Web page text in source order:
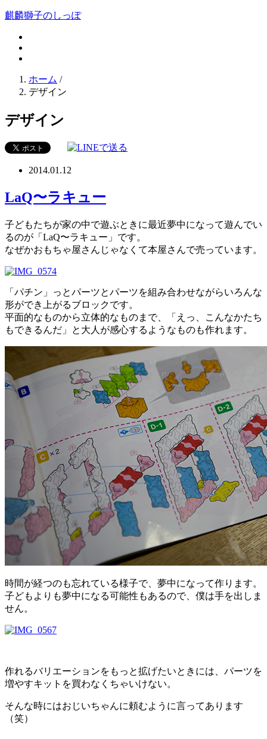
麒麟獅子のしっぽ
ホーム /
デザイン
デザイン
2014.01.12
LaQ〜ラキュー
子どもたちが家の中で遊ぶときに最近夢中になって遊んでい
るのが「LaQ〜ラキュー」です。
なぜかおもちゃ屋さんじゃなくて本屋さんで売っています。
「パチン」っとパーツとパーツを組み合わせながらいろんな
形ができ上がるブロックです。
平面的なものから立体的なものまで、「えっ、こんなかたち
もできるんだ」と大人が感心するようなものも作れます。
時間が経つのも忘れている様子で、夢中になって作ります。
子どもよりも夢中になる可能性もあるので、僕は手を出しま
せん。
作れるバリエーションをもっと拡げたいときには、パーツを
増やすキットを買わなくちゃいけない。
そんな時にはおじいちゃんに頼むように言ってあります
（笑）